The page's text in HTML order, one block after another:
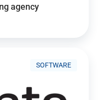
agency
SOFTWARE